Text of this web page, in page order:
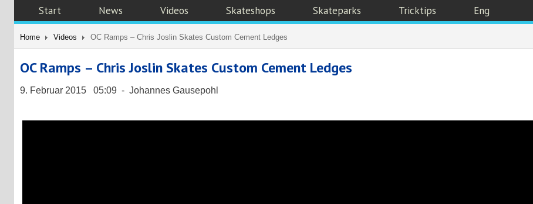
Start News Videos Skateshops Skateparks Tricktips Eng
Home Videos OC Ramps – Chris Joslin Skates Custom Cement Ledges
OC Ramps – Chris Joslin Skates Custom Cement Ledges
9. Februar 2015 05:09 - Johannes Gausepohl